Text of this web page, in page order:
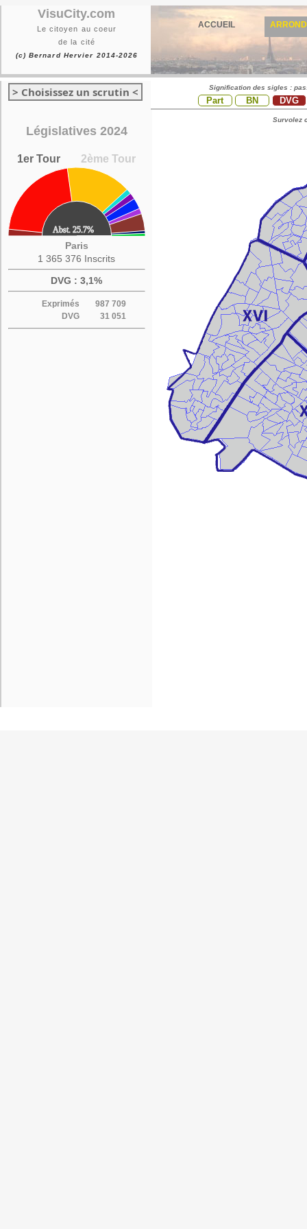
VisuCity.com
Le citoyen au coeur
de la cité
(c) Bernard Hervier 2014-2026
ACCUEIL
> Choisissez un scrutin <
Législatives 2024
1er Tour 2ème Tour
Paris
1 365 376 Inscrits
DVG : 3,1%
Exprimés
987 709
DVG
31 051
Signification des sigles :
Part BN DVG
Survolez